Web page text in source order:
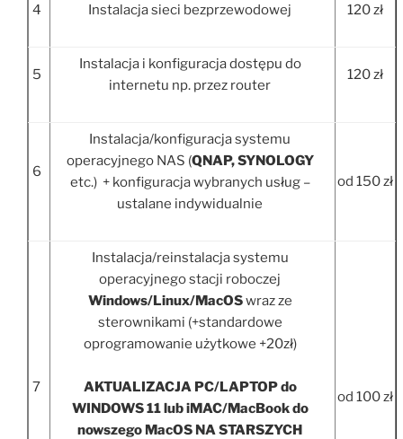
4 Instalacja sieci bezprzewodowej 120 zł
5
Instalacja i konfiguracja dostępu do
internetu np. przez router
120 zł
6
Instalacja/konfiguracja systemu
operacyjnego NAS (QNAP, SYNOLOGY
etc.) + konfiguracja wybranych usług –
ustalane indywidualnie
od 150 zł
7
Instalacja/reinstalacja systemu
operacyjnego stacji roboczej
Windows/Linux/MacOSwraz ze
sterownikami (+standardowe
oprogramowanie użytkowe +20zł)
AKTUALIZACJA PC/LAPTOP do
WINDOWS 11 lub iMAC/MacBook do
nowszego MacOS NA STARSZYCH
od 100 zł